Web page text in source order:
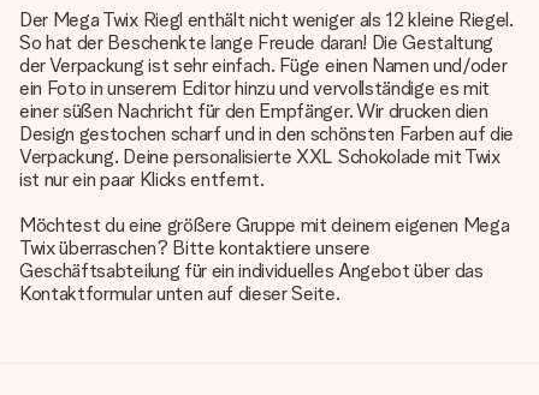
Der Mega Twix Riegl enthält nicht weniger als 12 kleine Riegel.
So hat der Beschenkte lange Freude daran! Die Gestaltung
der Verpackung ist sehr einfach. Füge einen Namen und/oder
ein Foto in unserem Editor hinzu und vervollständige es mit
einer süßen Nachricht für den Empfänger. Wir drucken dien
Design gestochen scharf und in den schönsten Farben auf die
Verpackung. Deine personalisierte XXL Schokolade mit Twix
ist nur ein paar Klicks entfernt.
Möchtest du eine größere Gruppe mit deinem eigenen Mega
Twix überraschen? Bitte kontaktiere unsere
Geschäftsabteilung für ein individuelles Angebot über das
Kontaktformular unten auf dieser Seite.